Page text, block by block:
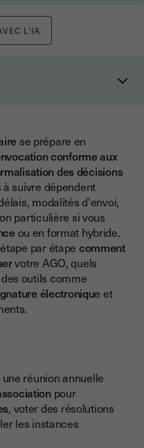
L'IA
?
les associations ?
en 2026 ?
complémentarité ?
/ vote à distance en 2026
et preuve
? (et sécuriser la preuve)
convocation
à réunir
se prépare en
conforme aux
des décisions
à suivre dépendent
modalités d'envoi,
particulière si vous
ou en format hybride.
par étape comment
votre AGO, quels
outils comme
électronique et
réunion annuelle
pour
, voter des résolutions
les instances